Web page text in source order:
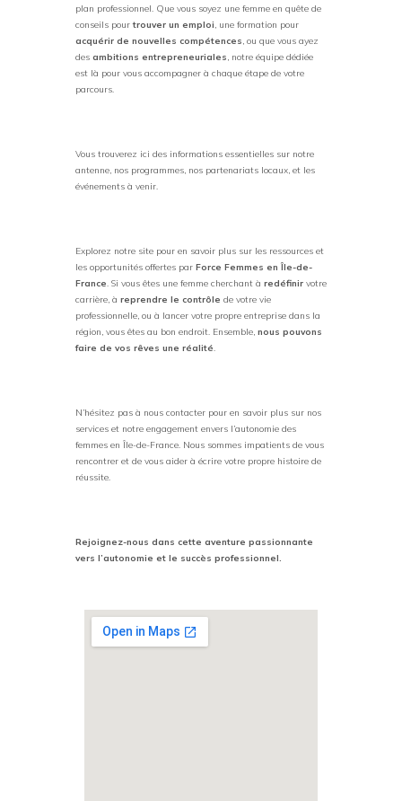
plan professionnel. Que vous soyez une femme en quête de
conseils pourtrouver un emploi, une formation pour
acquérir de nouvelles compétences, ou que vous ayez
des ambitions entrepreneuriales, notre équipe dédiée
est là pour vous accompagner à chaque étape de votre
parcours.
Vous trouverez ici des informations essentielles sur notre
antenne, nos programmes, nos partenariats locaux, et les
événements à venir.
Explorez notre site pour en savoir plus sur les ressources et
les opportunités offertes par Force Femmes en Île-de-
France. Si vous êtes une femme cherchant à redéfinir votre
carrière, à reprendre le contrôle de votre vie
professionnelle, ou à lancer votre propre entreprise dans la
région, vous êtes au bon endroit. Ensemble, nous pouvons
faire de vos rêves une réalité.
N’hésitez pas à nous contacter pour en savoir plus sur nos
services et notre engagement envers l’autonomie des
femmes en Île-de-France. Nous sommes impatients de vous
rencontrer et de vous aider à écrire votre propre histoire de
réussite.
Rejoignez-nous dans cette aventure passionnante
vers l’autonomie et le succès professionnel.